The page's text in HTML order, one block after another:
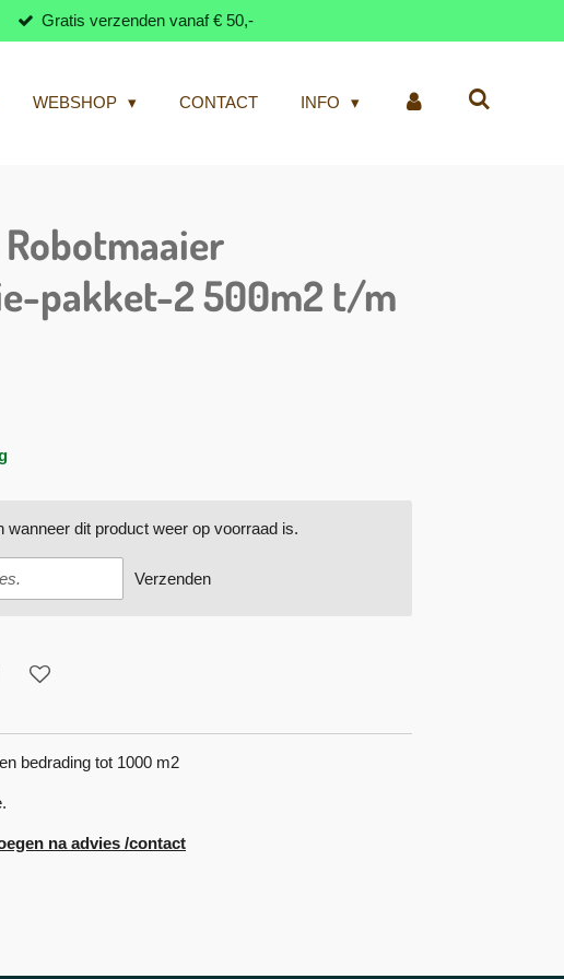
Gratis verzenden vanaf € 50,-
WEBSHOP CONTACT INFO
pakket-2 500m2 t/m
wanneer dit product weer op voorraad is.
Verzenden
bedrading tot 1000 m2
na advies /contact